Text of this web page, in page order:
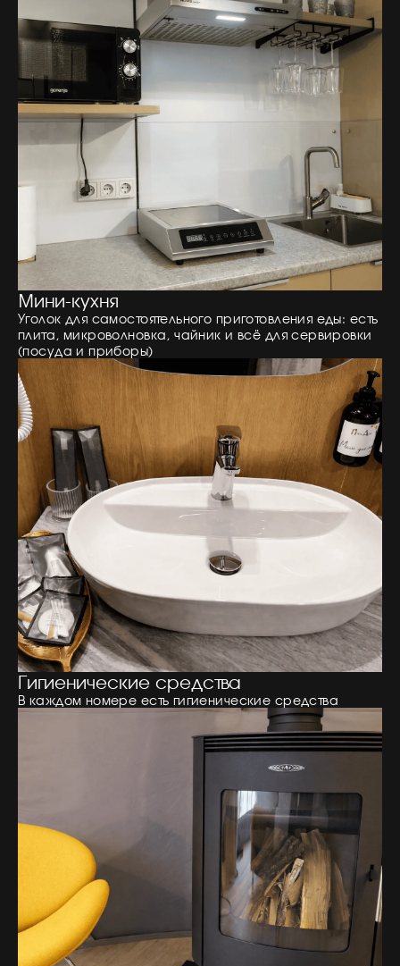
Мини-кухня
Уголок для самостоятельного приготовления еды: есть
плита, микроволновка, чайник и всё для сервировки
(посуда и приборы)
Гигиенические средства
В каждом номере есть гигиенические средства